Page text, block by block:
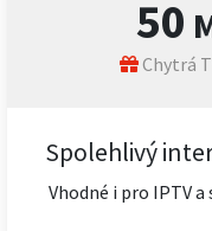
Kontakt
50
Chytrá
Spolehlivý
Vhodné i pro IPTV